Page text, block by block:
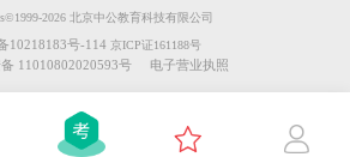
2026北京中公教育科技有限公司
10218183号-114 京ICP证161188号
11010802020593号 电子营业执照